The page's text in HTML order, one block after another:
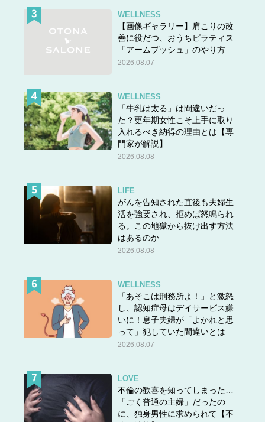
WELLNESS
【画像ギャラリー】肩こりの改
善に役だつ、おうちピラティス
「アームプッシュ」のやり方
2026.08.07
WELLNESS
「牛乳は太る」は間違いだっ
た？更年期女性こそ上手に取り
入れるべき納得の理由とは【専
門家が解説】
2026.08.08
LIFE
がんを告知された直後も夫婦生
活を強要され、拒めば怒鳴られ
る。この地獄から抜け出す方法
はあるのか
2026.08.08
WELLNESS
「あそこは刑務所よ！」と激怒
し、認知症母はデイサービス嫌
いに！息子夫婦が「よかれと思
って」犯していた間違いとは
2026.08.07
LOVE
不倫の歓喜を知ってしまった…
「ごく普通の主婦」だったの
に、独身男性に求められて【不